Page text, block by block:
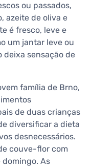
ou passados,
azeite de oliva e
é fresco, leve e
um jantar leve ou
deixa sensação de
família de Brno,
de duas crianças
diversificar a dieta
desnecessários.
couve-flor com
As